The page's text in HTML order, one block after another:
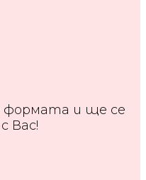
формата и ще се
Вас!